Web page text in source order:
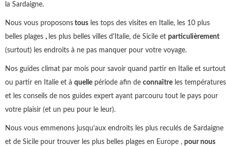
la Sardaigne.
Nous vous proposons tous les tops des visites en Italie, les 10 plus
belles plages , les plus belles villes d'Italie, de Sicile et particulièrement
(surtout) les endroits à ne pas manquer pour votre voyage.
Nos guides climat par mois pour savoir quand partir en Italie et surtout
ou partir en Italie et à quelle période afin de connaître les températures
et les conseils de nos guides expert ayant parcouru tout le pays pour
votre plaisir (et un peu pour le leur).
Nous vous emmenons jusqu'aux endroits les plus reculés de Sardaigne
et de Sicile pour trouver les plus belles plages en Europe , pour nous